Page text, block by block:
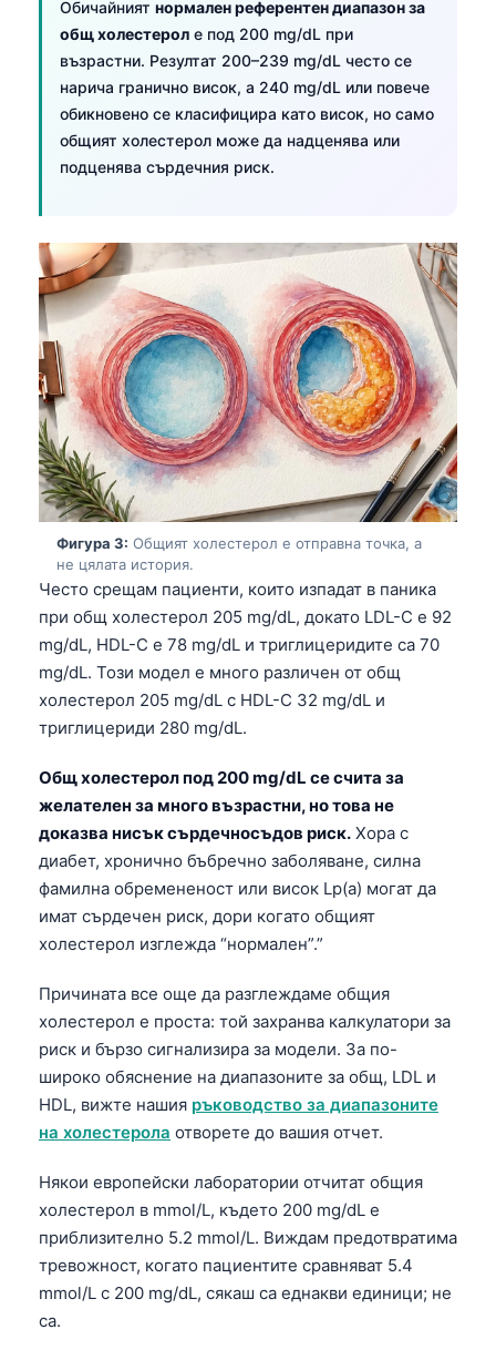
Обичайният нормален референтен диапазон за
общ холестерол е под 200 mg/dL при
възрастни. Резултат 200–239 mg/dL често се
нарича гранично висок, а 240 mg/dL или повече
обикновено се класифицира като висок, но само
общият холестерол може да надценява или
подценява сърдечния риск.
Фигура 3: Общият холестерол е отправна точка, а
не цялата история.
Често срещам пациенти, които изпадат в паника
при общ холестерол 205 mg/dL, докато LDL-C е 92
mg/dL, HDL-C е 78 mg/dL и триглицеридите са 70
mg/dL. Този модел е много различен от общ
холестерол 205 mg/dL с HDL-C 32 mg/dL и
триглицериди 280 mg/dL.
Общ холестерол под 200 mg/dL се счита за
желателен за много възрастни, но това не
доказва нисък сърдечносъдов риск. Хора с
диабет, хронично бъбречно заболяване, силна
фамилна обремененост или висок Lp(a) могат да
имат сърдечен риск, дори когато общият
холестерол изглежда “нормален”.”
Причината все още да разглеждаме общия
холестерол е проста: той захранва калкулатори за
риск и бързо сигнализира за модели. За по-
широко обяснение на диапазоните за общ, LDL и
HDL, вижте нашия ръководство за диапазоните
на холестерола отворете до вашия отчет.
Някои европейски лаборатории отчитат общия
холестерол в mmol/L, където 200 mg/dL е
приблизително 5.2 mmol/L. Виждам предотвратима
тревожност, когато пациентите сравняват 5.4
mmol/L с 200 mg/dL, сякаш са еднакви единици; не
са.